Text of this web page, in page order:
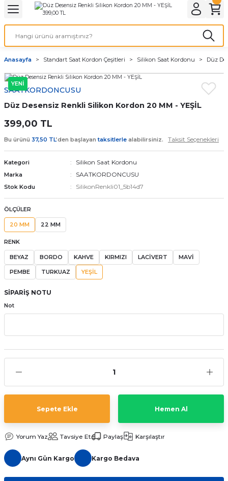
& ELEKTİRİK AYDINLATMA & ELEKTRİK
ve Cihaz Pilleri
ÇEŞİTLERİ
Pili
Kordon Çeşitleri
Kordonları
saat kordonu
Kordonları
Anasayfa Standart Saat Kordon Çeşitleri Silikon Saat Kordonu Düz
YENİ
SAATKORDONCUSU
Düz Desensiz Renkli Silikon Kordon 20 MM - YEŞİL
399,00 TL
Bu ürünü 37,50 TL’den başlayantaksitlerle alabilirsiniz. Taksit Seçenekleri
Kategori Silikon Saat Kordonu
Marka SAATKORDONCUSU
Stok Kodu SilikonRenkli01_5b14d7
ÖLÇÜLER
20 MM 22 MM
RENK
BEYAZ BORDO KAHVE KIRMIZI LACİVERT MAVİ
PEMBE TURKUAZ YEŞİL
SİPARİŞ NOTU
Not
Sepete Ekle Hemen Al
Yorum Yaz Tavsiye Et Paylaş Karşılaştır
Aynı Gün Kargo Kargo Bedava